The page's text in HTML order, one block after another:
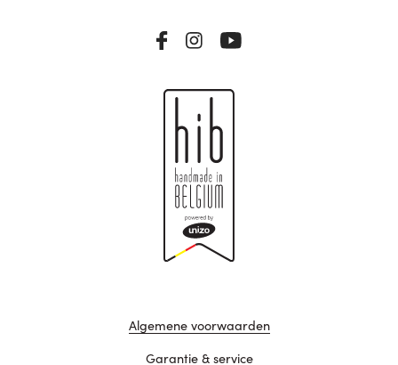
Algemene voorwaarden
Garantie & service